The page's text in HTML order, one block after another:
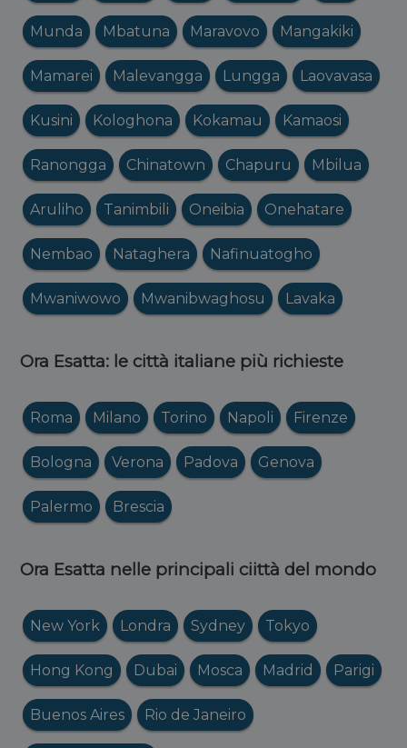
Munda Mbatuna Maravovo Mangakiki
Mamarei Malevangga Lungga Laovavasa
Kusini Kologhona Kokamau Kamaosi
Ranongga Chinatown Chapuru Mbilua
Aruliho Tanimbili Oneibia Onehatare
Nembao Nataghera Nafinuatogho
Mwaniwowo Mwanibwaghosu Lavaka
Ora Esatta: le città italiane più richieste
Roma Milano Torino Napoli Firenze
Bologna Verona Padova Genova
Palermo Brescia
Ora Esatta nelle principali ciittà del mondo
New York Londra Sydney Tokyo
Hong Kong Dubai Mosca Madrid Parigi
Buenos Aires Rio de Janeiro